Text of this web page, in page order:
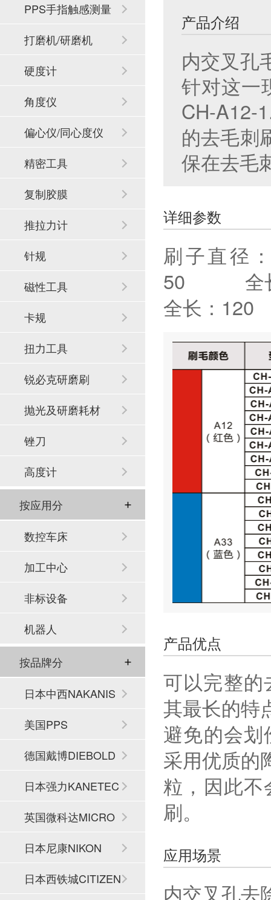
产品介绍
内交叉孔
针对这一
CH-A12-
的去毛刺
保在去毛
详细参数
刷子直
50 全
全长：
产品优点
可以完整
其最长的特
避免的会
采用优质的
粒，因此
刷。
应用场景
内交叉孔去
PPS手指触感测量
系统
打磨机/研磨机
硬度计
角度仪
偏心仪/同心度仪
精密工具
复制胶膜
推拉力计
针规
磁性工具
卡规
扭力工具
锐必克研磨刷
抛光及研磨耗材
锉刀
高度计
按应用分
数控车床
加工中心
非标设备
机器人
按品牌分
日本中西NAKANIS
HI
美国PPS
德国戴博DIEBOLD
日本强力KANETEC
英国微科达MICRO
SET
日本尼康NIKON
日本西铁城CITIZEN